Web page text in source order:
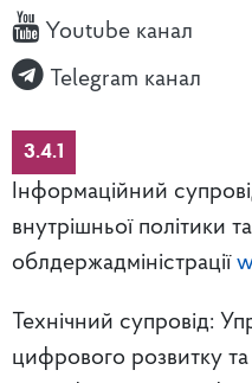
Youtube канал
Telegram канал
3.4.1
Інформаційний
внутрішньої політики
облдержадміністрації
Технічний супровід:
цифрового розвитку